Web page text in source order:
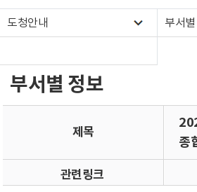
도청안내 부서
부서별 정보
제목
종
관련링크